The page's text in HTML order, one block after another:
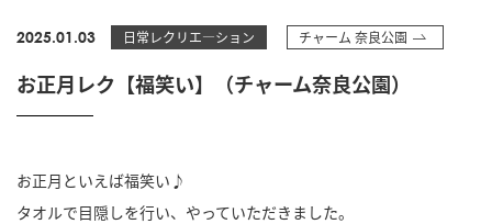
2025.01.03 日常レクリエ―ション チャーム 奈良公園
お正月レク【福笑い】（チャーム奈良公園）
お正月といえば福笑い♪
タオルで目隠しを行い、やっていただきました。